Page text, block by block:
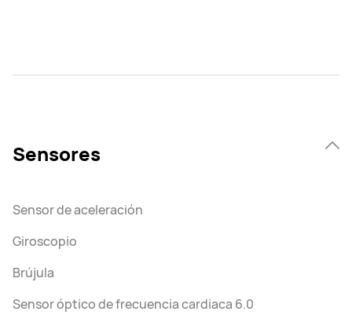
Sensores
Sensor de aceleración
Giroscopio
Brújula
Sensor óptico de frecuencia cardiaca 6.0